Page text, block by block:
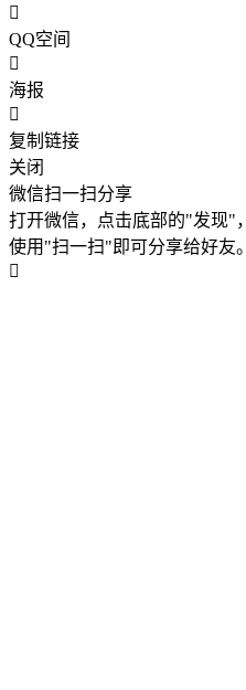
QQ空间
海报
复制链接
关闭
微信扫一扫分享
打开微信，点击底部的"发现"，
使用"扫一扫"即可分享给好友。